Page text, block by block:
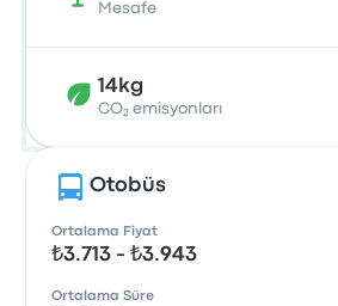
Mesafe
14kg
CO₂ emisyonları
Otobüs
Ortalama Fiyat
₺3.713 - ₺3.943
Ortalama Süre